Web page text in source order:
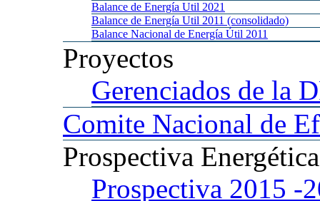
Balance de Energía Util 2021
Balance de Energía Util 2011 (consolidado)
Balance Nacional de Energía Útil 2011
Proyectos
Gerenciados de la
Comite Nacional de
Prospectiva
Prospectiva 2015 -